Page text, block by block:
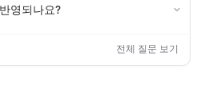
영되나요?
전체 질문 보기